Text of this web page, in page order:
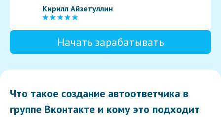
Кирилл Айзетуллин
Начать зарабатывать
Что такое создание автоответчика в
группе Вконтакте и кому это подходит